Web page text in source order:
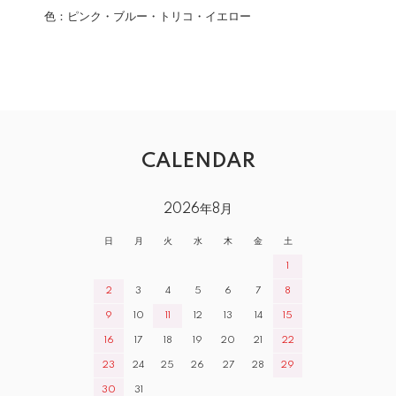
色：ピンク・ブルー・トリコ・イエロー
CALENDAR
2026年8月
日 月 火 水 木 金 土
1
2 3 4 5 6 7 8
9 10 11 12 13 14 15
16 17 18 19 20 21 22
23 24 25 26 27 28 29
30 31